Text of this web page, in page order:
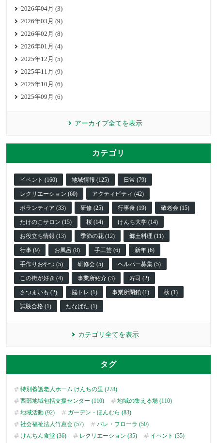
2026年04月 (3)
2026年03月 (9)
2026年02月 (8)
2026年01月 (4)
2025年12月 (5)
2025年11月 (9)
2025年10月 (6)
2025年09月 (6)
アーカイブ全てを表示
カテゴリ
イベント (160) 地域情報 (125) 日常 (79)
レクリエーション (60) アクティビティ (42)
ボランティア (33) 研修 (25) 行事食 (19) 敬老会 (15)
たけのこサロン (15) 桜 (14) けんち大学 (14)
お役立ち情報 (13) 季節の花 (12) 郷土料理 (11)
行事 (9) お風呂 (8) 手工芸 (6) 新年 (6)
手作りおやつ (5) 研修会 (5) ヘルパー募集 (5)
この街が好き (4) 事業所紹介 (3) 寿司 (2)
さつまいも (2) 脳トレ (1) 事業所閉鎖 (1) 秋 (1)
試験合格 (1) たなばた (1)
カテゴリ全てを表示
タグ
特別養護老人ホーム けんちの里 (278)
西部地域包括支援センター (110)
地域の集える場 (110)
地域活動 (92)
ガーデン・ほんむら (83)
社会福祉法人竹恵会 (57)
パレ・フローラ (50)
けんちん食堂 (36)
レクリエーション (35)
イベント (35)